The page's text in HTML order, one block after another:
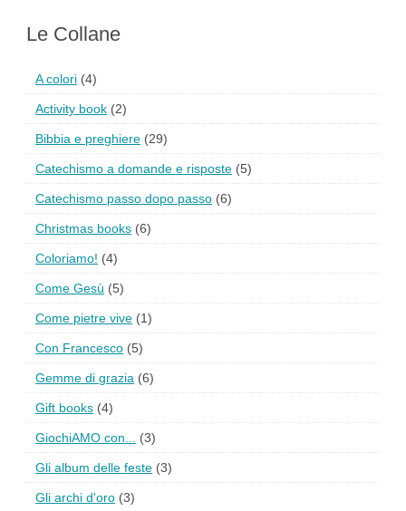
Le Collane
A colori (4)
Activity book (2)
Bibbia e preghiere (29)
Catechismo a domande e risposte (5)
Catechismo passo dopo passo (6)
Christmas books (6)
Coloriamo! (4)
Come Gesù (5)
Come pietre vive (1)
Con Francesco (5)
Gemme di grazia (6)
Gift books (4)
GiochiAMO con... (3)
Gli album delle feste (3)
Gli archi d'oro (3)